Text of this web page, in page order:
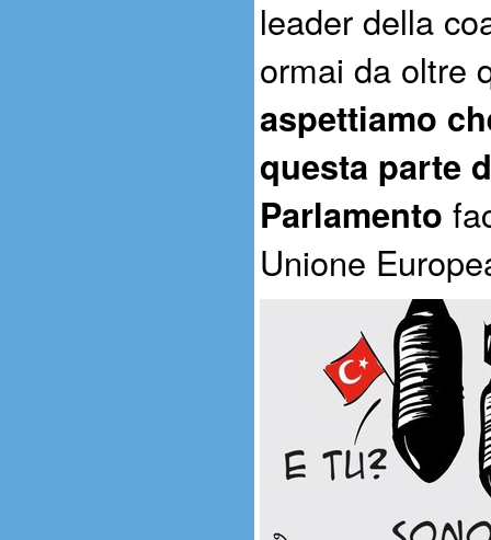
leader della
ormai da oltre
aspettiamo
questa parte
Parlamento
Unione